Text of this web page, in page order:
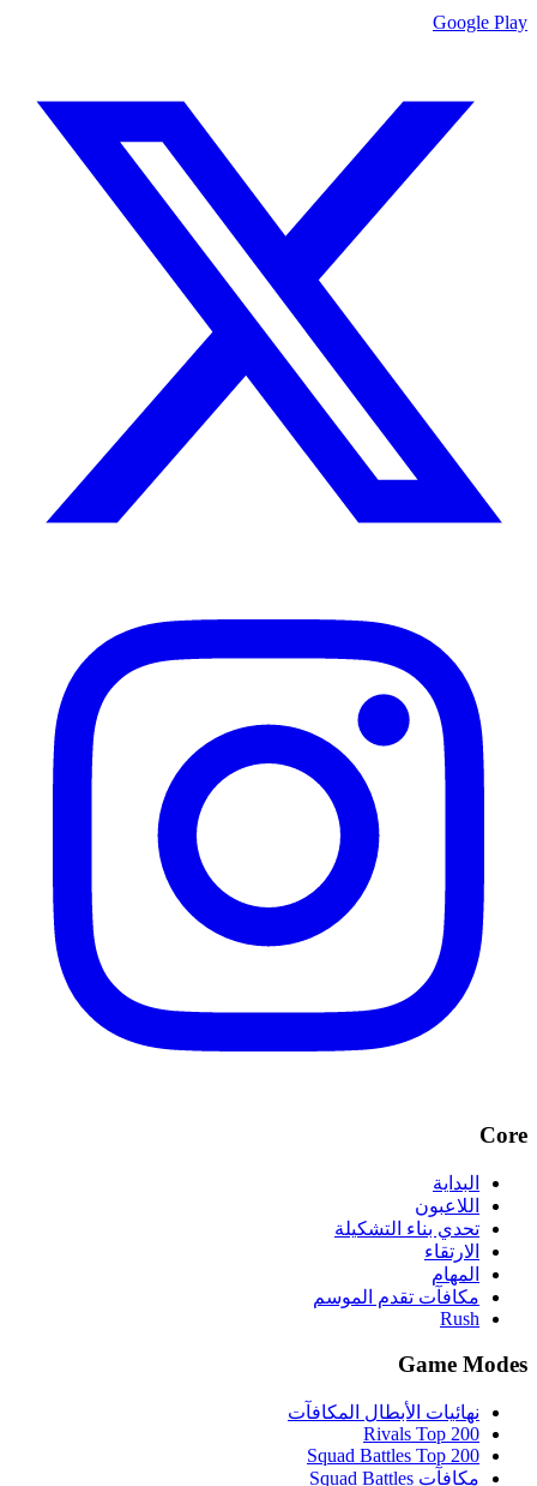
Google Play
Core
البداية
اللاعبون
تحدي بناء التشكيلة
الارتقاء
المهام
مكافآت تقدم الموسم
Rush
Game Modes
نهائيات الأبطال المكافآت
Rivals Top 200
Squad Battles Top 200
مكافآت Squad Battles